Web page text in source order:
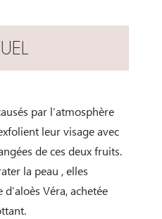
par l’atmosphère
leur visage avec
de ces deux fruits.
la peau , elles
Véra, achetée